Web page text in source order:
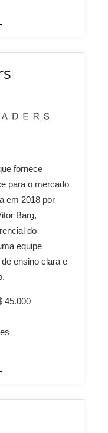
fornece
para o mercado
em 2018 por
Barg,
do
equipe
ensino clara e
45.000